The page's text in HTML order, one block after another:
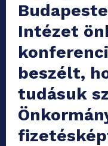
Intézet
beszélt,
tudásuk